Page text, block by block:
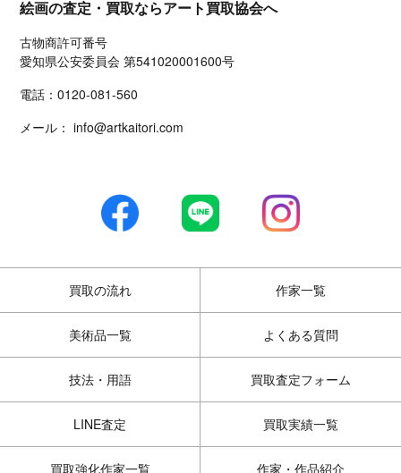
絵画の査定・買取ならアート買取協会へ
古物商許可番号
愛知県公安委員会 第541020001600号
電話：0120-081-560
メール： info@artkaitori.com
買取の流れ 作家一覧
美術品一覧 よくある質問
技法・用語 買取査定フォーム
LINE査定 買取実績一覧
買取強化作家一覧 作家・作品紹介